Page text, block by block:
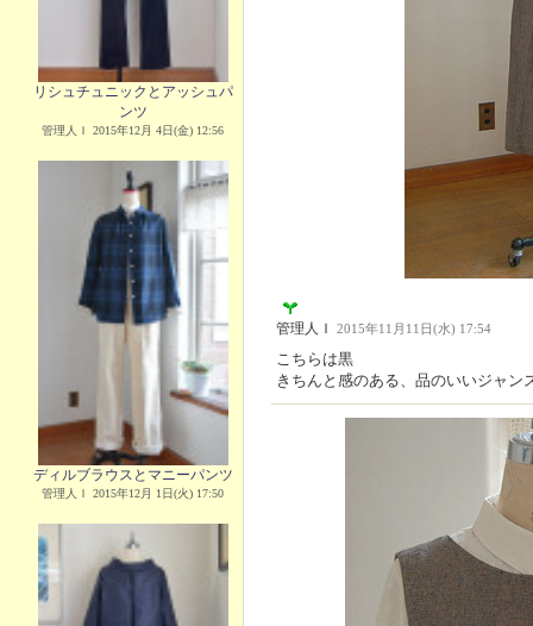
リシュチュニックとアッシュパ
ンツ
管理人Ｉ 2015年12月 4日(金) 12:56
ディルブラウスとマニーパンツ
管理人Ｉ 2015年12月 1日(火) 17:50
管理人Ｉ 2015年11月11日(水) 17:54
こちらは黒
きちんと感のある、品のいいジャン